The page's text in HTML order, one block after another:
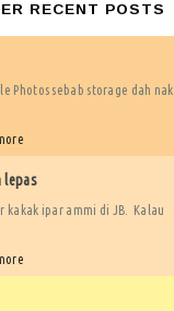
RECENT POSTS
Photos sebab storage dah nak
lepas
kakak ipar ammi di JB. Kalau